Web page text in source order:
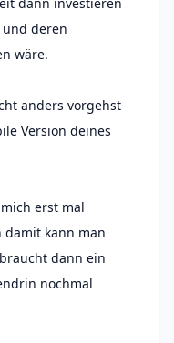
deren
wäre.
anders vorgehst
Version deines
erst mal
kann man
dann ein
nochmal